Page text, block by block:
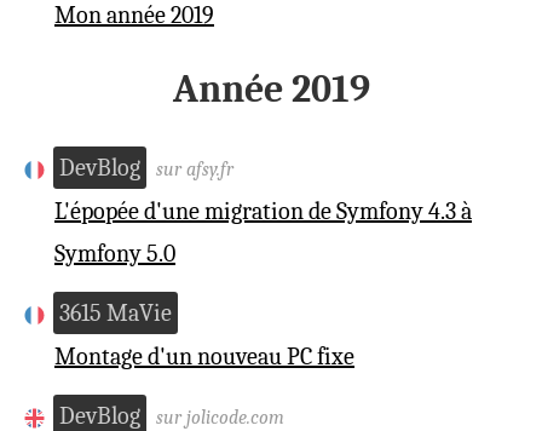
Mon année 2019
Année 2019
DevBlog sur afsy.fr
L'épopée d'une migration de Symfony 4.3 à
Symfony 5.0
3615 MaVie
Montage d'un nouveau PC fixe
DevBlog sur jolicode.com